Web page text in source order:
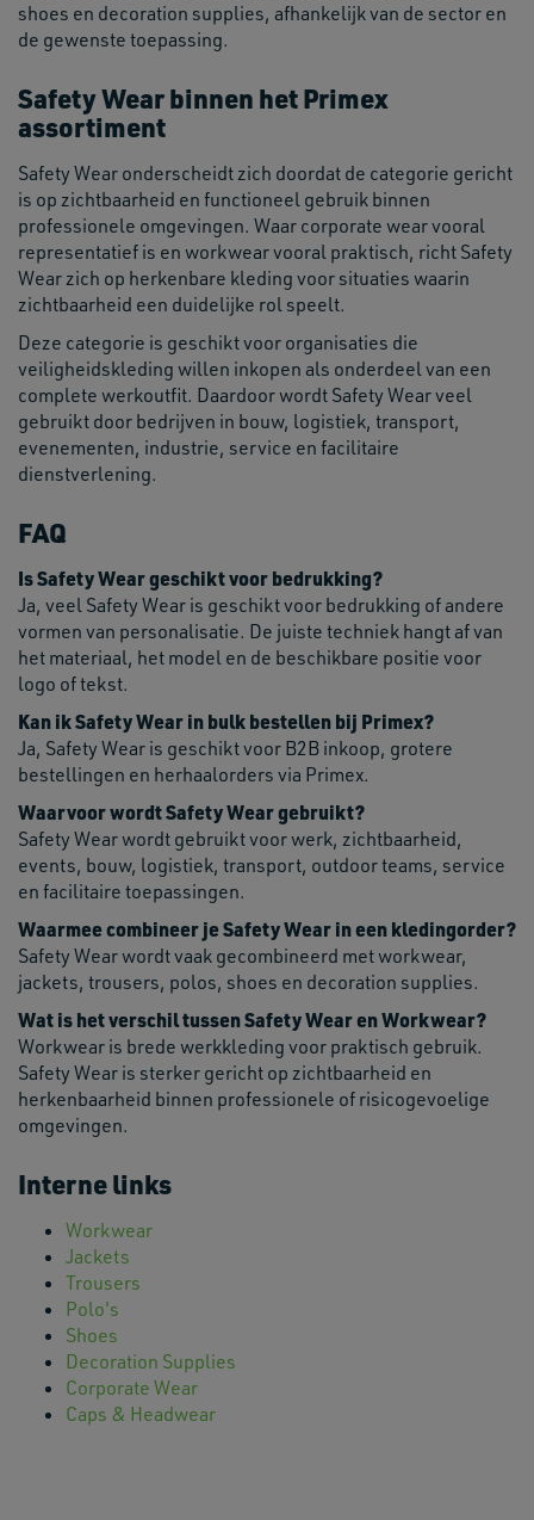
shoes en decoration supplies, afhankelijk van de sector en
de gewenste toepassing.
Safety Wear binnen het Primex
assortiment
Safety Wear onderscheidt zich doordat de categorie gericht
is op zichtbaarheid en functioneel gebruik binnen
professionele omgevingen. Waar corporate wear vooral
representatief is en workwear vooral praktisch, richt Safety
Wear zich op herkenbare kleding voor situaties waarin
zichtbaarheid een duidelijke rol speelt.
Deze categorie is geschikt voor organisaties die
veiligheidskleding willen inkopen als onderdeel van een
complete werkoutfit. Daardoor wordt Safety Wear veel
gebruikt door bedrijven in bouw, logistiek, transport,
evenementen, industrie, service en facilitaire
dienstverlening.
FAQ
Is Safety Wear geschikt voor bedrukking?
Ja, veel Safety Wear is geschikt voor bedrukking of andere
vormen van personalisatie. De juiste techniek hangt af van
het materiaal, het model en de beschikbare positie voor
logo of tekst.
Kan ik Safety Wear in bulk bestellen bij Primex?
Ja, Safety Wear is geschikt voor B2B inkoop, grotere
bestellingen en herhaalorders via Primex.
Waarvoor wordt Safety Wear gebruikt?
Safety Wear wordt gebruikt voor werk, zichtbaarheid,
events, bouw, logistiek, transport, outdoor teams, service
en facilitaire toepassingen.
Waarmee combineer je Safety Wear in een kledingorder?
Safety Wear wordt vaak gecombineerd met workwear,
jackets, trousers, polos, shoes en decoration supplies.
Wat is het verschil tussen Safety Wear en Workwear?
Workwear is brede werkkleding voor praktisch gebruik.
Safety Wear is sterker gericht op zichtbaarheid en
herkenbaarheid binnen professionele of risicogevoelige
omgevingen.
Interne links
Workwear
Jackets
Trousers
Polo's
Shoes
Decoration Supplies
Corporate Wear
Caps & Headwear